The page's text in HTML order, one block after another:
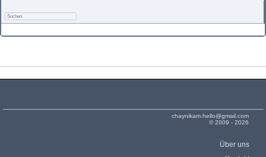
chaynikam.hello@gmail.com
© 2009 - 2026
Über uns